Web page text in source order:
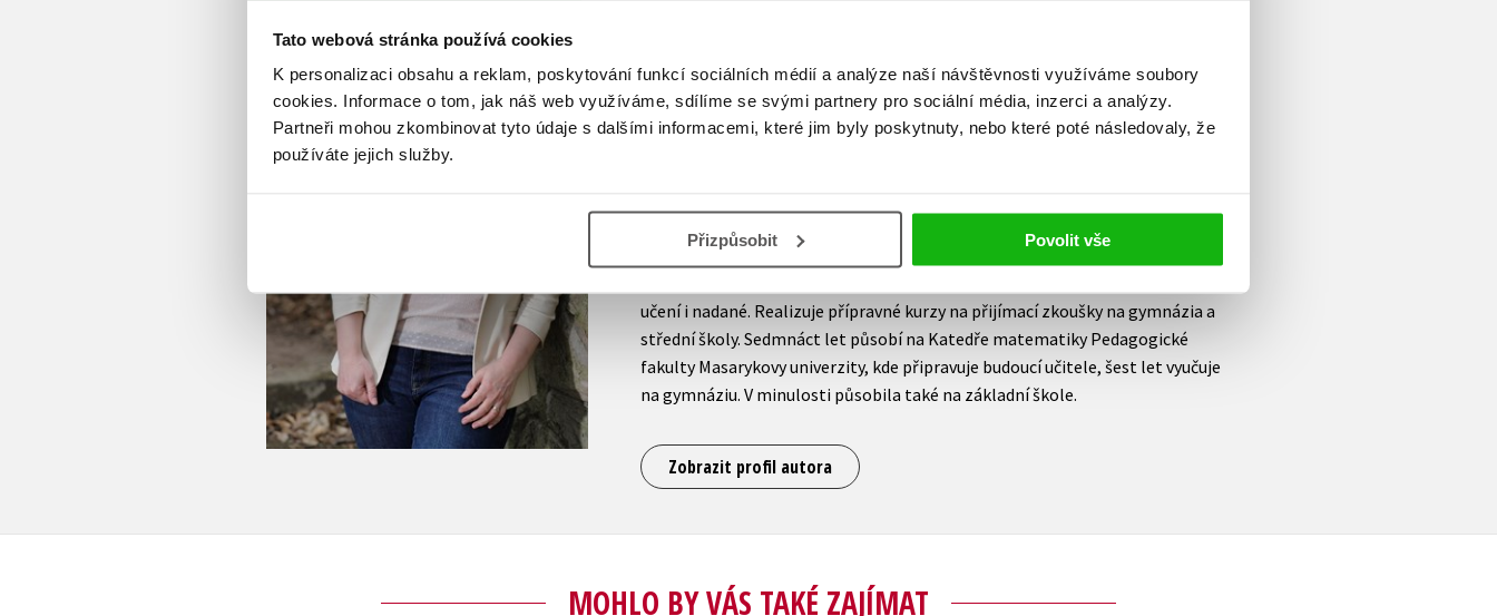
Tato webová stránka používá cookies
K personalizaci obsahu a reklam, poskytování funkcí sociálních médií a analýze naší návštěvnosti využíváme soubory
cookies. Informace o tom, jak náš web využíváme, sdílíme se svými partnery pro sociální média, inzerci a analýzy.
Partneři mohou zkombinovat tyto údaje s dalšími informacemi, které jim byly poskytnuty, nebo které poté následovaly, že
používáte jejich služby.
Přizpůsobit Povolit vše
možnosti diferenciace výuky matematiky v běžné třídě a individualizace výuky.
Po praktické i teoretické stránce se zajímá o výuku nadaných žáků a žáků se
specifickými poruchami učení. Vytváří různé publikace, kterými chce pomáhat
matematiky, přechod od aritmetiky k algebře aj. Od roku 2018 se věnuje
soukromému vyučování matematiky pod svojí značkou MatHelp, zaměřuje se
učení i nadané. Realizuje přípravné kurzy na přijímací zkoušky na gymnázia a
střední školy. Sedmnáct let působí na Katedře matematiky Pedagogické
fakulty Masarykovy univerzity, kde připravuje budoucí učitele, šest let vyučuje
na gymnáziu. V minulosti působila také na základní škole.
Zobrazit profil autora
MOHLO BY VÁS TAKÉ ZAJÍMAT